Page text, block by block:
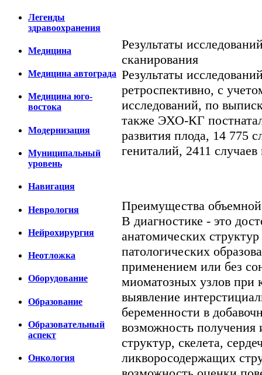
Легенды
здравоохранения
Медицина
Медицина автограда
Медицина юго-
востока
Модернизация
Муниципальный
уровень
Навигация
Неврология
Нейрохирургия
Неотложка
Оборудование
Образование
Образовательный
аспект
Онкология
Результаты
сканирования
Результаты
ретроспективно, с
исследований, по
также ЭХО-КГ
развития плода, 14 775
гениталий, 2411
Преимущества
В диагностике - это
анатомических
патологических
применением или без
миоматозных узлов при
выявление
беременности в
возможность получения
структур, скелета,
ликворосодержащих